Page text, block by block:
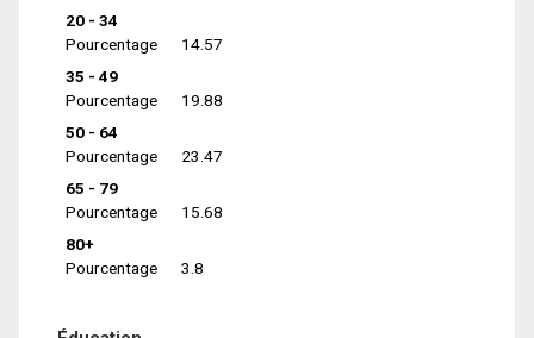
20 - 34
Pourcentage
14.57
35 - 49
Pourcentage
19.88
50 - 64
Pourcentage
23.47
65 - 79
Pourcentage
15.68
80+
Pourcentage
3.8